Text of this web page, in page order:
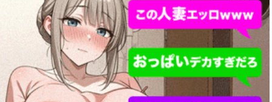
ても止まらない事態に
Powered by livedoor 相互RSS